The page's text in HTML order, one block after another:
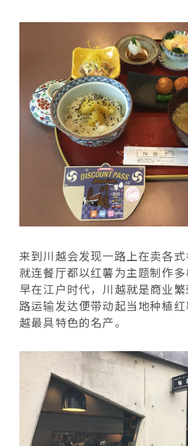
来到川越会发现一路上在卖各式
就连餐厅都以红薯为主题制作
早在江户时代，川越就是商业
路运输发达便带动起当地种植
越最具特色的名产。